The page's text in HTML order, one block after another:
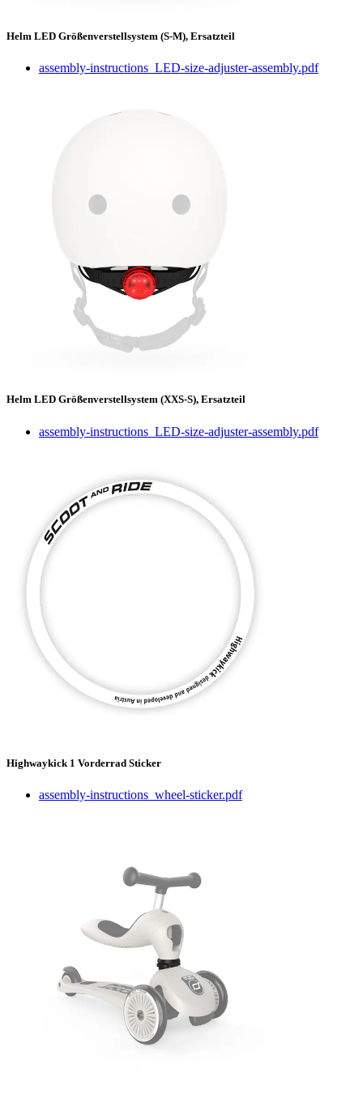
Helm LED Größenverstellsystem (S-M), Ersatzteil
assembly-instructions_LED-size-adjuster-assembly.pdf
Helm LED Größenverstellsystem (XXS-S), Ersatzteil
assembly-instructions_LED-size-adjuster-assembly.pdf
Highwaykick 1 Vorderrad Sticker
assembly-instructions_wheel-sticker.pdf